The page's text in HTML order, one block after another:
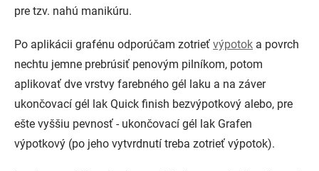
pre tzv. nahú manikúru.
Po aplikácii grafénu odporúčam zotrieť výpotok a povrch
nechtu jemne prebrúsiť penovým pilníkom, potom
aplikovať dve vrstvy farebného gél laku a na záver
ukončovací gél lak Quick finish bezvýpotkový alebo, pre
ešte vyššiu pevnosť - ukončovací gél lak Grafen
výpotkový (po jeho vytvrdnutí treba zotrieť výpotok).